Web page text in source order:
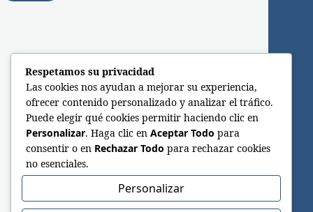
Respetamos su privacidad
Las cookies nos ayudan a mejorar su experiencia,
ofrecer contenido personalizado y analizar el tráfico.
Puede elegir qué cookies permitir haciendo clic en
Personalizar. Haga clic en Aceptar Todo para
consentir o en Rechazar Todo para rechazar cookies
no esenciales.
Personalizar